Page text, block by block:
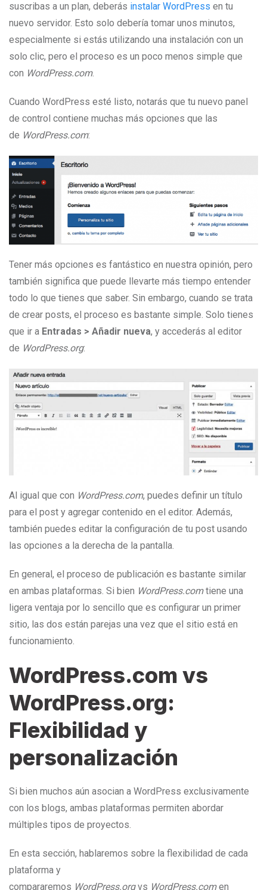
suscribas a un plan, deberás instalar WordPress en tu
nuevo servidor. Esto solo debería tomar unos minutos,
especialmente si estás utilizando una instalación con un
solo clic, pero el proceso es un poco menos simple que
con WordPress.com.
Cuando WordPress esté listo, notarás que tu nuevo panel
de control contiene muchas más opciones que las
de WordPress.com:
Tener más opciones es fantástico en nuestra opinión, pero
también significa que puede llevarte más tiempo entender
todo lo que tienes que saber. Sin embargo, cuando se trata
de crear posts, el proceso es bastante simple. Solo tienes
que ir a Entradas > Añadir nueva, y accederás al editor
de WordPress.org:
Al igual que con WordPress.com, puedes definir un título
para el post y agregar contenido en el editor. Además,
también puedes editar la configuración de tu post usando
las opciones a la derecha de la pantalla.
En general, el proceso de publicación es bastante similar
en ambas plataformas. Si bien WordPress.comtiene una
ligera ventaja por lo sencillo que es configurar un primer
sitio, las dos están parejas una vez que el sitio está en
funcionamiento.
WordPress.com vs
WordPress.org:
Flexibilidad y
personalización
Si bien muchos aún asocian a WordPress exclusivamente
con los blogs, ambas plataformas permiten abordar
múltiples tipos de proyectos.
En esta sección, hablaremos sobre la flexibilidad de cada
plataforma y
compararemos WordPress.orgvs WordPress.comen